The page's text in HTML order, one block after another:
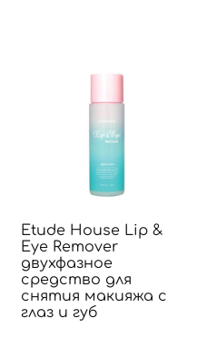
Etude House Lip &
Eye Remover
двухфазное
средство для
снятия макияжа с
глаз и губ